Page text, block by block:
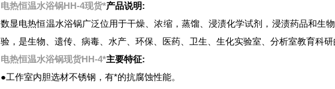
电热恒温水浴锅HH-4现货*产品说明:
数显电热恒温水浴锅广泛位用于干燥、浓缩，蒸馏、浸渍化学试剂，浸渍药品和生
验，是生物、遗传、病毒、水产、环保、医药、卫生、生化实验室、分析室教育科研
电热恒温水浴锅现货HH-4*主要特征:
●工作室内胆选材不锈钢，有*的抗腐蚀性能。